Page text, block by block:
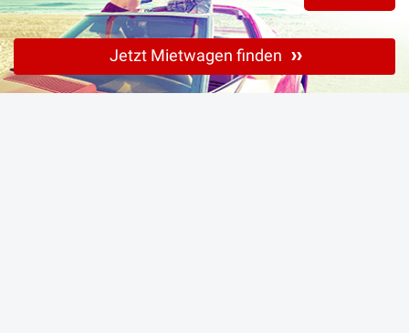
Jetzt Mietwagen finden